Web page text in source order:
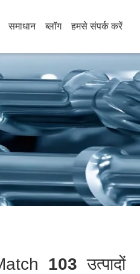
समाधान ब्लॉग हमसे संपर्क करें
103 उत्पादों